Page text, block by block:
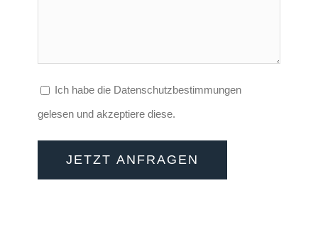
Ich habe die Datenschutzbestimmungen
gelesen und akzeptiere diese.